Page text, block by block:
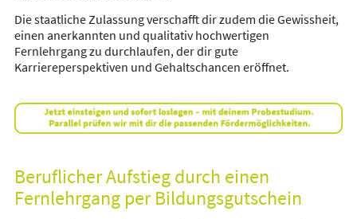
Die staatliche Zulassung verschafft dir zudem die Gewissheit,
einen anerkannten und qualitativ hochwertigen
Fernlehrgang zu durchlaufen, der dir gute
Karriereperspektiven und Gehaltschancen eröffnet.
Beruflicher Aufstieg durch einen
Fernlehrgang per Bildungsgutschein